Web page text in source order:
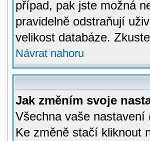
případ, pak jste možná
pravidelně odstraňují
velikost databáze.
Návrat nahoru
Jak změním svoje
Všechna vaše nastavení
Ke změně stačí kliknout